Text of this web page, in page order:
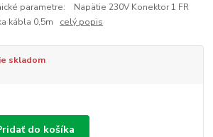
parametre: Napätie 230V Konektor 1 FR
kábla 0,5m celý popis
skladom
do košíka